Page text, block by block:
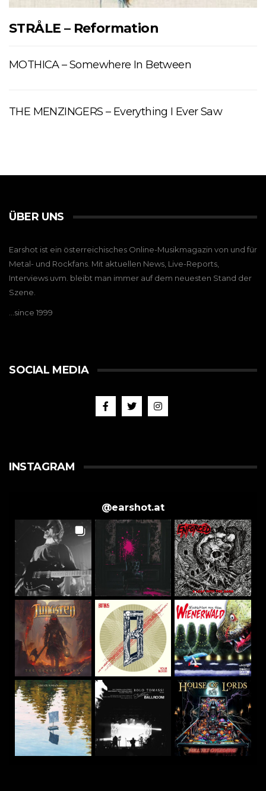
STRÅLE – Reformation
MOTHICA – Somewhere In Between
THE MENZINGERS – Everything I Ever Saw
ÜBER UNS
Earshot ist ein österreichisches Online-Musikmagazin von und für
Metal- und Rockfans. Mit aktuellen News, Live-Reports,
Interviews uvm. bleibt man immer auf dem neuesten Stand der
Szene.
…since 1999
SOCIAL MEDIA
INSTAGRAM
@earshot.at